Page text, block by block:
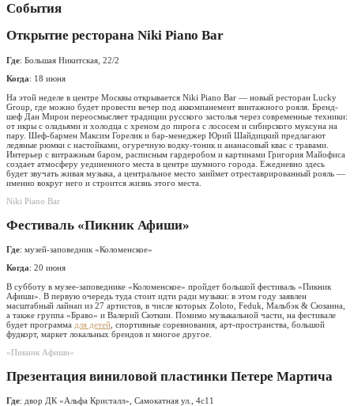
События
Открытие ресторана Niki Piano Bar
Где: Большая Никитская, 22/2
Когда: 18 июня
На этой неделе в центре Москвы открывается Niki Piano Bar — новый ресторан Lucky
Group, где можно будет провести вечер под аккомпанемент винтажного рояля. Бренд-
шеф Дан Мирон переосмысляет традиции русского застолья через современные техники:
от икры с оладьями и холодца с хреном до пирога с лососем и сибирского муксуна на
пару. Шеф-бармен Максим Горелик и бар-менеджер Юрий Шайдицкий предлагают
ледяные рюмки с настойками, огуречную водку-тоник и ананасовый квас с травами.
Интерьер с витражным баром, расписным гардеробом и картинами Григория Майофиса
создает атмосферу уединенного места в центре шумного города. Ежедневно здесь
будет звучать живая музыка, а центральное место занймет отреставрированный рояль —
именно вокруг него и строится жизнь этого места.
Niki Piano Bar
Фестиваль «Пикник Афиши»
Где: музей-заповедник «Коломенское»
Когда: 20 июня
В субботу в музее-заповеднике «Коломенское» пройдет большой фестиваль «Пикник
Афиши». В первую очередь туда стоит идти ради музыки: в этом году заявлен
масштабный лайнап из 27 артистов, в числе которых Zoloto, Feduk, Мальбэк & Сюзанна,
а также группа «Браво» и Валерий Сюткин. Помимо музыкальной части, на фестивале
будет программа для детей , спортивные соревнования, арт-пространства, большой
фудкорт, маркет локальных брендов и многое другое.
«Пикник Афиши»
Презентация виниловой пластинки Петере Мартича
Где: двор ДК «Альфа Кристалл», Самокатная ул., 4с11